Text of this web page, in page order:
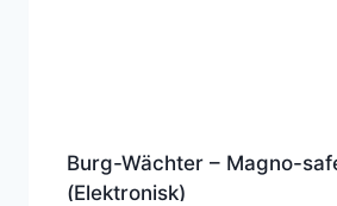
Burg-Wächter – Magno-
(Elektronisk)